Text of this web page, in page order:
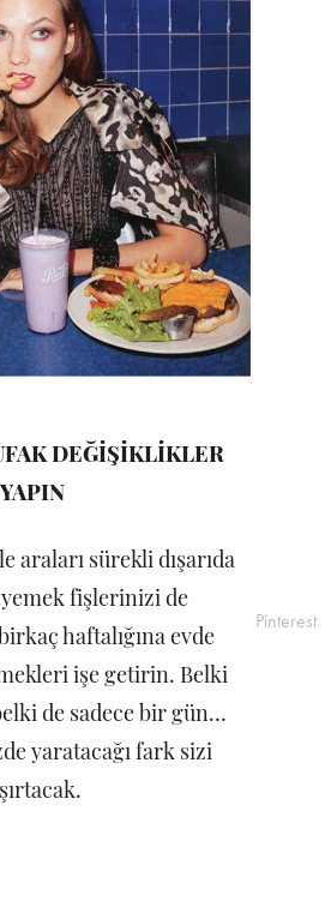
DEĞİŞİKLİKLER
YAPIN
araları sürekli dışarıda
fişlerinizi de
haftalığına evde
işe getirin. Belki
de sadece bir gün…
yaratacağı fark sizi
Pinterest